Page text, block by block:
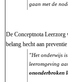
gaan met de
De Conceptnota Leerzorg
belang hecht aan
"Het onderwijs
leeromgeving
ononderbroken